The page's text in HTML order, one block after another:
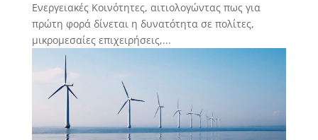
Ενεργειακές Κοινότητες, αιτιολογώντας πως για
πρώτη φορά δίνεται η δυνατότητα σε πολίτες,
μικρομεσαίες επιχειρήσεις,...